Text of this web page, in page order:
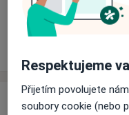
Ceník
Respektujeme
Přijetím povolujete
soubory cookie (nebo